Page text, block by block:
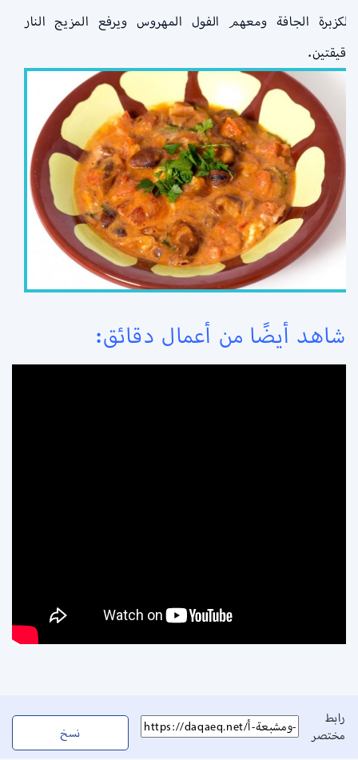
والكزبرة الجافة ومعهم الفول المهروس ويرفع المزيج النار
لدقيقتين.
شاهد أيضًا من أعمال دقائق:
رابط
مختصر
نسخ